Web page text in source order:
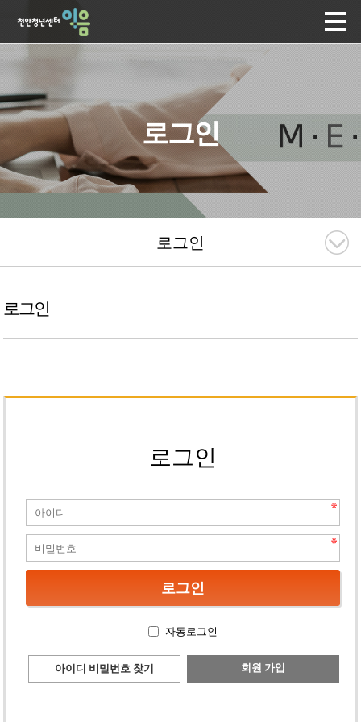
로그인
로그인
로그인
로그인
자동로그인
아이디 비밀번호 찾기 회원 가입